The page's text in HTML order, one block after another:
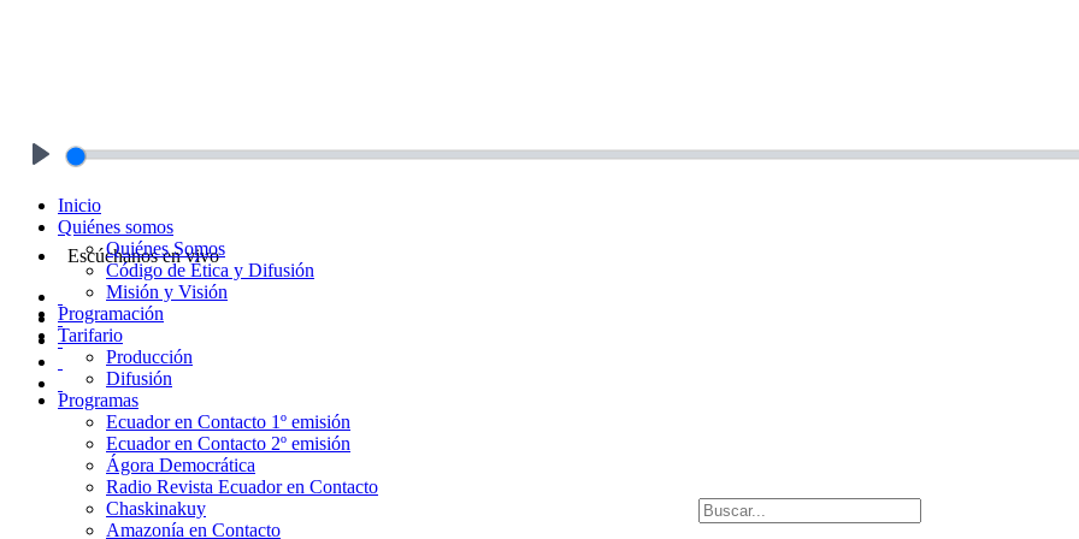
Escúchanos en vivo
Inicio
Quiénes somos
Quiénes Somos
Código de Ética y Difusión
Misión y Visión
Programación
Tarifario
Producción
Difusión
Programas
Ecuador en Contacto 1º emisión
Ecuador en Contacto 2º emisión
Ágora Democrática
Radio Revista Ecuador en Contacto
Chaskinakuy
Amazonía en Contacto